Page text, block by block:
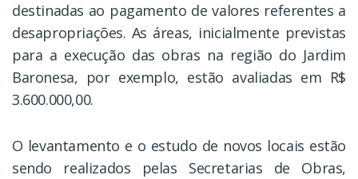
destinadas ao pagamento de valores referentes a
desapropriações. As áreas, inicialmente previstas
para a execução das obras na região do Jardim
Baronesa, por exemplo, estão avaliadas em R$
3.600.000,00.
O levantamento e o estudo de novos locais estão
sendo realizados pelas Secretarias de Obras,